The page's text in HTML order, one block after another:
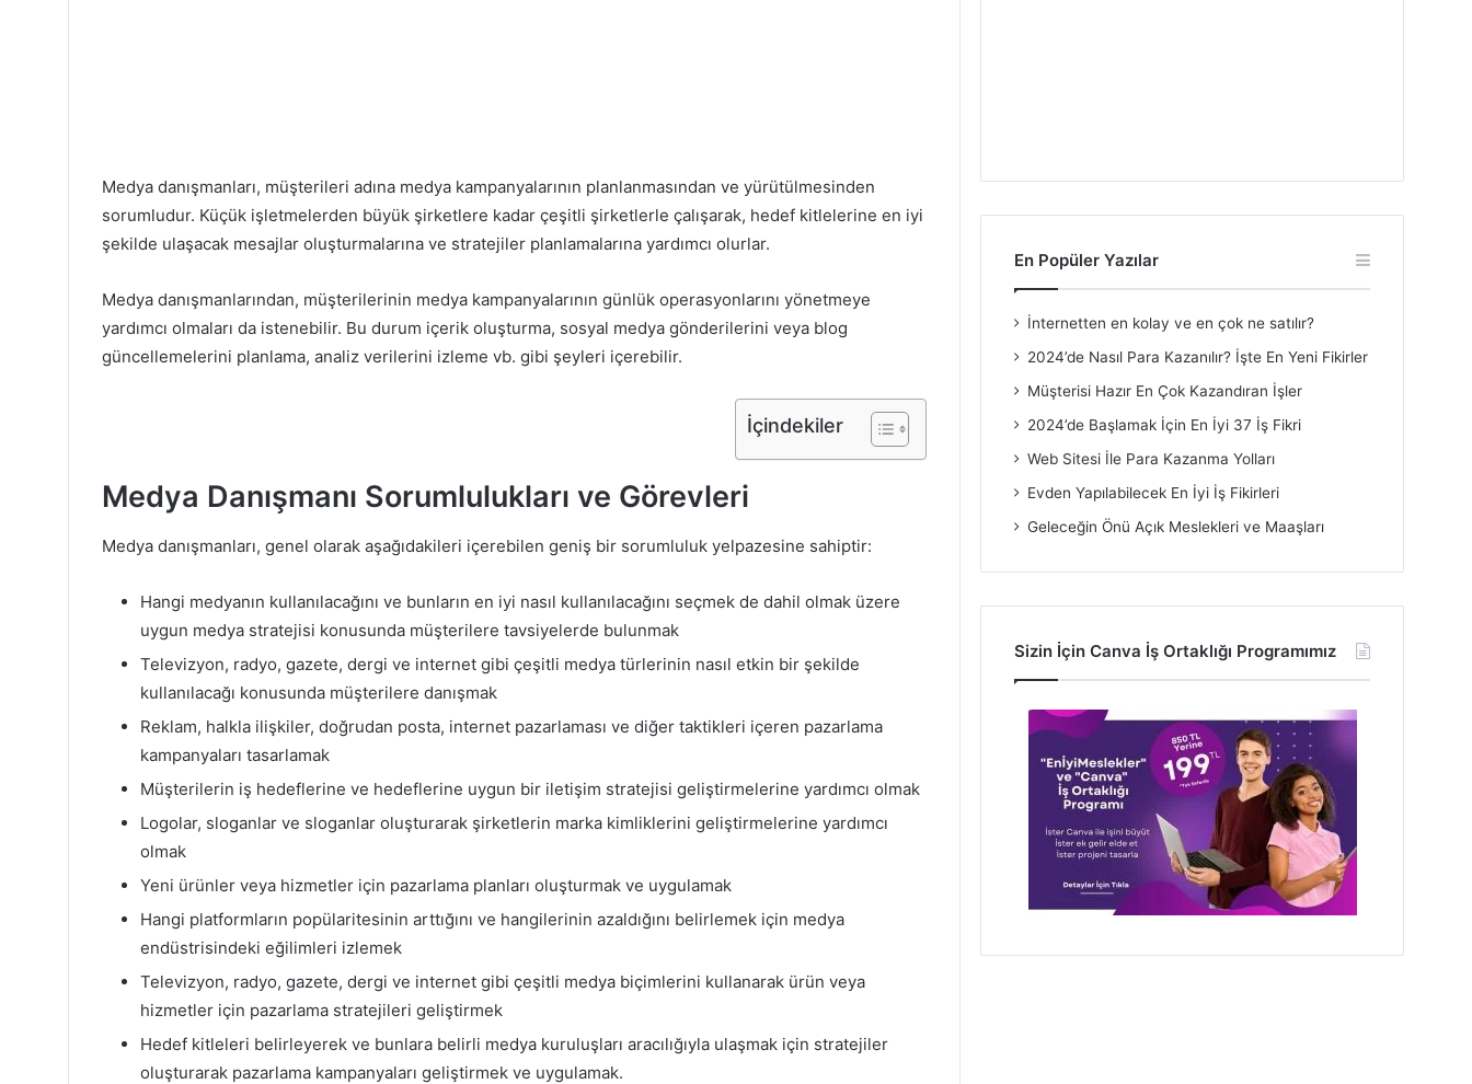
Medya danışmanları, müşterileri adına medya kampanyalarının planlanmasından ve yürütülmesinden
sorumludur. Küçük işletmelerden büyük şirketlere kadar çeşitli şirketlerle çalışarak, hedef kitlelerine en iyi
şekilde ulaşacak mesajlar oluşturmalarına ve stratejiler planlamalarına yardımcı olurlar.
Medya danışmanlarından, müşterilerinin medya kampanyalarının günlük operasyonlarını yönetmeye
yardımcı olmaları da istenebilir. Bu durum içerik oluşturma, sosyal medya gönderilerini veya blog
güncellemelerini planlama, analiz verilerini izleme vb. gibi şeyleri içerebilir.
İçindekiler
Medya Danışmanı Sorumlulukları ve Görevleri
Medya danışmanları, genel olarak aşağıdakileri içerebilen geniş bir sorumluluk yelpazesine sahiptir:
Hangi medyanın kullanılacağını ve bunların en iyi nasıl kullanılacağını seçmek de dahil olmak üzere
uygun medya stratejisi konusunda müşterilere tavsiyelerde bulunmak
Televizyon, radyo, gazete, dergi ve internet gibi çeşitli medya türlerinin nasıl etkin bir şekilde
kullanılacağı konusunda müşterilere danışmak
Reklam, halkla ilişkiler, doğrudan posta, internet pazarlaması ve diğer taktikleri içeren pazarlama
kampanyaları tasarlamak
Müşterilerin iş hedeflerine ve hedeflerine uygun bir iletişim stratejisi geliştirmelerine yardımcı olmak
Logolar, sloganlar ve sloganlar oluşturarak şirketlerin marka kimliklerini geliştirmelerine yardımcı
olmak
Yeni ürünler veya hizmetler için pazarlama planları oluşturmak ve uygulamak
Hangi platformların popülaritesinin arttığını ve hangilerinin azaldığını belirlemek için medya
endüstrisindeki eğilimleri izlemek
Televizyon, radyo, gazete, dergi ve internet gibi çeşitli medya biçimlerini kullanarak ürün veya
hizmetler için pazarlama stratejileri geliştirmek
Hedef kitleleri belirleyerek ve bunlara belirli medya kuruluşları aracılığıyla ulaşmak için stratejiler
oluşturarak pazarlama kampanyaları geliştirmek ve uygulamak.
En Popüler Yazılar
İnternetten en kolay ve en çok ne satılır?
2024’de Nasıl Para Kazanılır? İşte En Yeni Fikirler
Müşterisi Hazır En Çok Kazandıran İşler
2024’de Başlamak İçin En İyi 37 İş Fikri
Web Sitesi İle Para Kazanma Yolları
Evden Yapılabilecek En İyi İş Fikirleri
Geleceğin Önü Açık Meslekleri ve Maaşları
Sizin İçin Canva İş Ortaklığı Programımız